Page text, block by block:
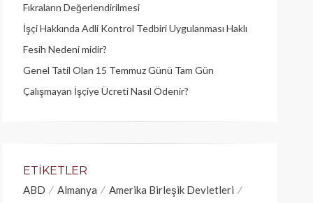
Fıkraların Değerlendirilmesi
İşçi Hakkında Adli Kontrol Tedbiri Uygulanması Haklı
Fesih Nedeni midir?
Genel Tatil Olan 15 Temmuz Günü Tam Gün
Çalışmayan İşçiye Ücreti Nasıl Ödenir?
ETIKETLER
ABD Almanya
Amerika Birleşik Devletleri